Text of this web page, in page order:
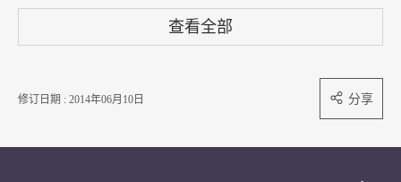
查看全部
修订日期 : 2014年06月10日 分享